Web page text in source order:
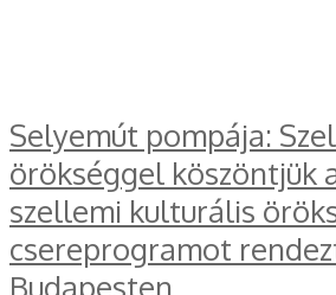
Selyemút pompája:
örökséggel köszöntjük
szellemi kulturális
csereprogramot
Budapesten